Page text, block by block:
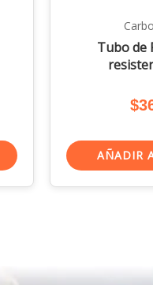
Tubo de
$
AÑADIR